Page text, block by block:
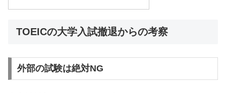
TOEICの大学入試撤退からの考察
外部の試験は絶対NG